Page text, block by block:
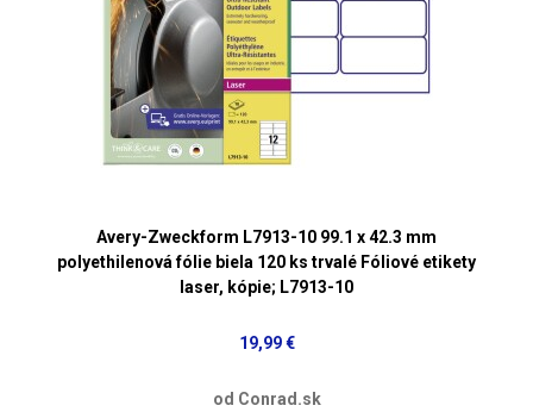
Avery-Zweckform L7913-10 99.1 x 42.3 mm
polyethilenová fólie biela 120 ks trvalé Fóliové etikety
laser, kópie; L7913-10
19,99 €
od Conrad.sk